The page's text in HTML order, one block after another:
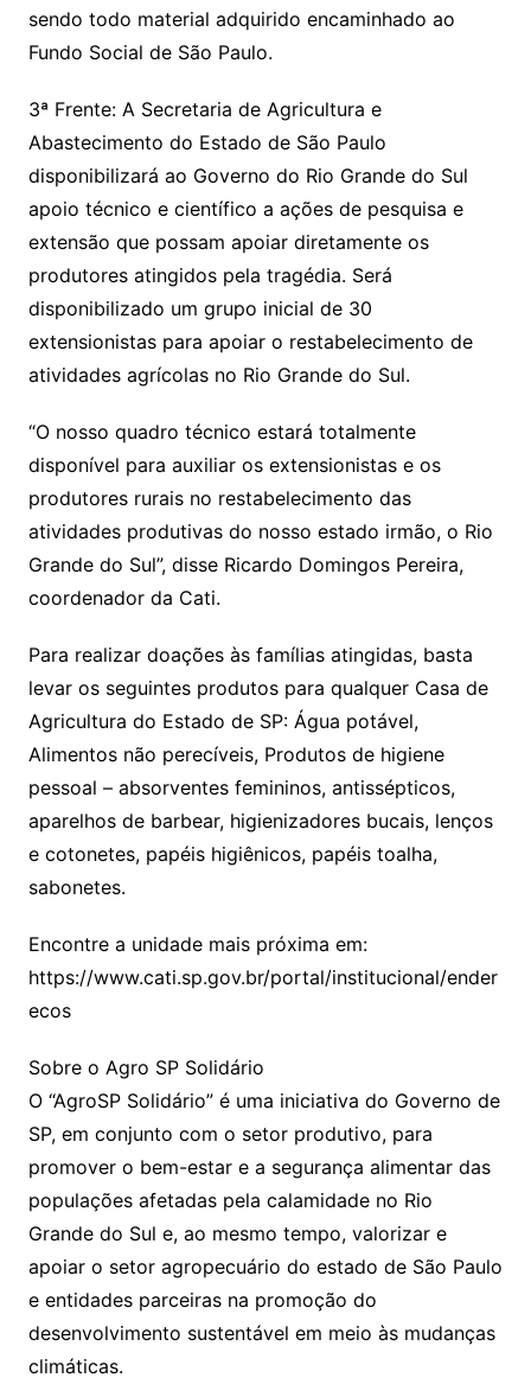
sendo todo material adquirido encaminhado ao
Fundo Social de São Paulo.
3ª Frente: A Secretaria de Agricultura e
Abastecimento do Estado de São Paulo
disponibilizará ao Governo do Rio Grande do Sul
apoio técnico e científico a ações de pesquisa e
extensão que possam apoiar diretamente os
produtores atingidos pela tragédia. Será
disponibilizado um grupo inicial de 30
extensionistas para apoiar o restabelecimento de
atividades agrícolas no Rio Grande do Sul.
“O nosso quadro técnico estará totalmente
disponível para auxiliar os extensionistas e os
produtores rurais no restabelecimento das
atividades produtivas do nosso estado irmão, o Rio
Grande do Sul”, disse Ricardo Domingos Pereira,
coordenador da Cati.
Para realizar doações às famílias atingidas, basta
levar os seguintes produtos para qualquer Casa de
Agricultura do Estado de SP: Água potável,
Alimentos não perecíveis, Produtos de higiene
pessoal – absorventes femininos, antissépticos,
aparelhos de barbear, higienizadores bucais, lenços
e cotonetes, papéis higiênicos, papéis toalha,
sabonetes.
Encontre a unidade mais próxima em:
https://www.cati.sp.gov.br/portal/institucional/ender
ecos
Sobre o Agro SP Solidário
O “AgroSP Solidário” é uma iniciativa do Governo de
SP, em conjunto com o setor produtivo, para
promover o bem-estar e a segurança alimentar das
populações afetadas pela calamidade no Rio
Grande do Sul e, ao mesmo tempo, valorizar e
apoiar o setor agropecuário do estado de São Paulo
e entidades parceiras na promoção do
desenvolvimento sustentável em meio às mudanças
climáticas.